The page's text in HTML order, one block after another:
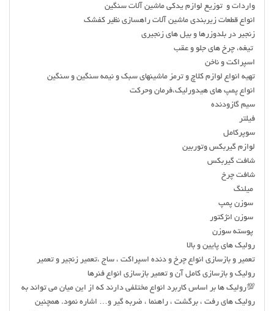
واردات و توزیع لوازم یدکی ماشین آلات سنگین
انواع قطعات زیربندی ماشین آلات راهسازی نظیر کفشک
زنجیر در بلدوزرها و بیل های زنجیری
تیغه، چرخ های جلو و عقب
اسپراکت و ناخن
تهیه انواع لوازم کلاچ و ترمز ماشینهای سبک و نیمه سنگین و سنگین
انواع پمپ های هیدورلیک،فرمان وحرکت
سیم گازودنده
فیلتر
سوپرکامل
لوازم گیربکس وتوربین
شافت گيربكس
شافت چرخ
ميلنگ
سوزن پمپ
سوزن انژكتور
پوسته سوزن
رولیک های پایین و بالا
تعمیر و بازسازی انواع چرخ و دنده اسپراکت ، ساج ،تعمیر زنجیر و تعمیر
رولیک و بازسازی کامل آن و تعمیر بازسازی انواع فنرها
💯رولیک ها بر اساس کاربرد انواع مختلفی دارند که از این میان می تواند به
رولیک های رفت ، برگشت ، راهنما ، ضربه گیر و… اشاره نمود. همچنین